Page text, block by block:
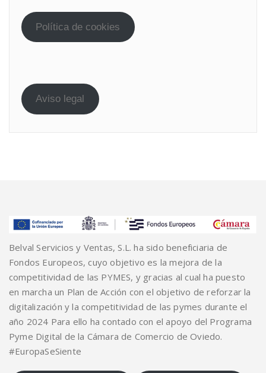
Política de cookies
Aviso legal
Belval Servicios y Ventas, S.L. ha sido beneficiaria de
Fondos Europeos, cuyo objetivo es la mejora de la
competitividad de las PYMES, y gracias al cual ha puesto
en marcha un Plan de Acción con el objetivo de reforzar la
digitalización y la competitividad de las pymes durante el
año 2024 Para ello ha contado con el apoyo del Programa
Pyme Digital de la Cámara de Comercio de Oviedo.
#EuropaSeSiente